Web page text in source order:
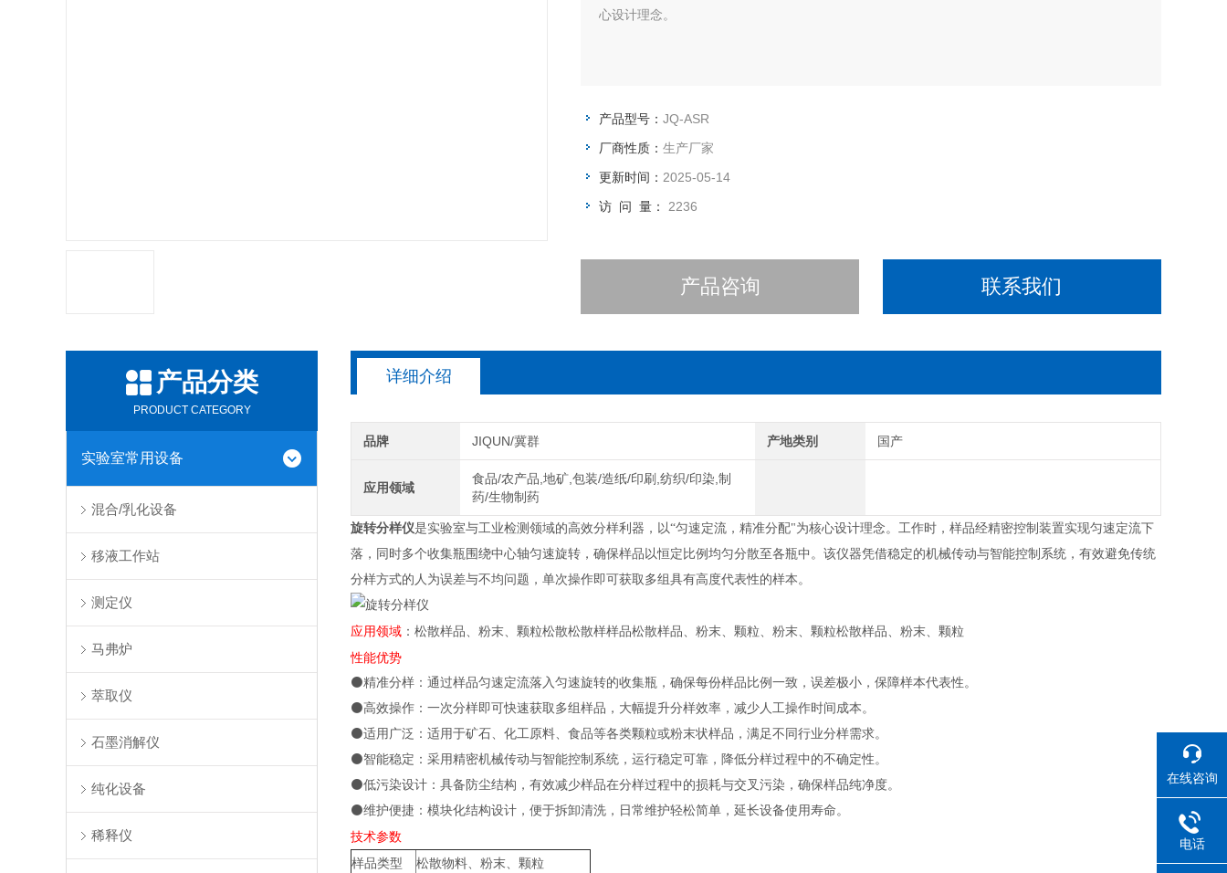
心设计理念。
产品型号： JQ-ASR
厂商性质： 生产厂家
更新时间： 2025-05-14
访 问 量： 2236
产品咨询 联系我们
产品分类
PRODUCT CATEGORY
实验室常用设备
混合/乳化设备
移液工作站
测定仪
马弗炉
萃取仪
石墨消解仪
纯化设备
稀释仪
详细介绍
品牌 JIQUN/冀群 产地类别 国产
应用领域
食品/农产品,地矿,包装/造纸/印刷,纺织/印染,制
药/生物制药
旋转分样仪是实验室与工业检测领域的高效分样利器，以“匀速定流， 精准分配"为核心设计理念。工作时，样品经精密控制装置实现匀速定流下
落，同时多个收集瓶围绕中心轴匀速旋转，确保样品以恒定比例均匀分散至各瓶中。该仪器凭借稳定的机械传动与智能控制系统，有效避免传统
分样方式的人为误差与不均问题，单次操作即可获取多组具有高度代表性的样本。
应用领域 ：松散样品、粉末、颗粒松散松散样样品松散样品、粉末、颗粒、粉末、颗粒松散样品、粉末、颗粒
性能优势
⚫精准分样：通过样品匀速定流落入匀速旋转的收集瓶，确保每份样品比例一致，误差极小，保障样本代表性。
⚫高效操作：一次分样即可快速获取多组样品，大幅提升分样效率，减少人工操作时间成本。
⚫适用广泛：适用于矿石、化工原料、食品等各类颗粒或粉末状样品，满足不同行业分样需求。
⚫智能稳定：采用精密机械传动与智能控制系统，运行稳定可靠，降低分样过程中的不确定性。
⚫低污染设计：具备防尘结构，有效减少样品在分样过程中的损耗与交叉污染，确保样品纯净度。
⚫维护便捷：模块化结构设计，便于拆卸清洗，日常维护轻松简单，延长设备使用寿命。
技术参数
样品类型
松散物料、粉末、颗粒
在线咨询
电话